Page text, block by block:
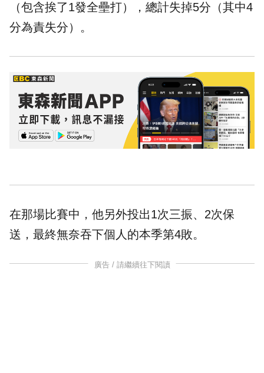
（包含挨了1發全壘打），總計失掉5分（其中4
分為責失分）。
在那場比賽中，他另外投出1次三振、2次保
送，最終無奈吞下個人的本季第4敗。
廣告 / 請繼續往下閱讀